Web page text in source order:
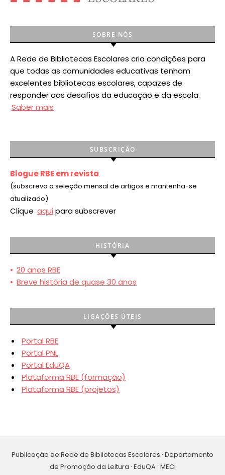
SOBRE NÓS
A Rede de Bibliotecas Escolares cria condições para
que todas as comunidades educativas tenham
excelentes bibliotecas escolares, capazes de
responder aos desafios da educação e da escola.
Saber mais
SUBSCRIÇÃO
Blogue RBE em revista
(subscreva a seleção mensal de artigos e mantenha-se
atualizado)
Clique aqui para subscrever
HISTÓRIA
• 20 anos RBE
• Breve história de quase 30 anos
LIGAÇÕES ÚTEIS
Portal RBE
Portal PNL
Portal EduQA
Plataforma RBE (formação)
Plataforma RBE (projetos)
Publicação de Rede de Bibliotecas Escolares · Departamento
de Promoção da Leitura · EduQA · MECI